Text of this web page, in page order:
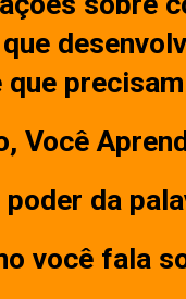
Você
da
você fala